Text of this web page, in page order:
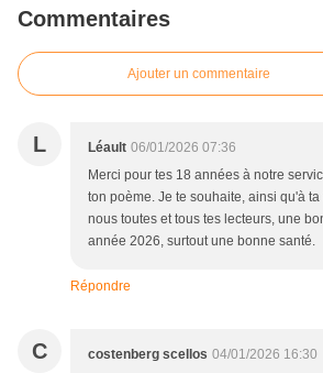
Commentaires
Ajouter un commentaire
L Léault 06/01/2026 07:36
Merci pour tes 18 années à notre
ton poème. Je te souhaite, ainsi qu'à
nous toutes et tous tes lecteurs, une
année 2026, surtout une bonne santé.
Répondre
C costenberg scellos 04/01/2026 16:30